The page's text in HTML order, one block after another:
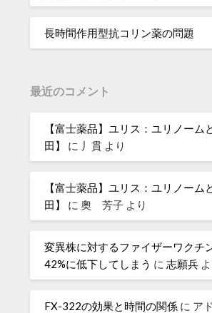
長時間作用型抗コリン薬の問題
最近のコメント
【富士薬品】ユリス：ユリノーム
田】
に 丿貫 より
【富士薬品】ユリス：ユリノーム
田】
に奧 芳子 より
変異株に対するファイザーワクチ
42%に低下してしまう に志願兵
FX-322の効果と時間の関係 に ア